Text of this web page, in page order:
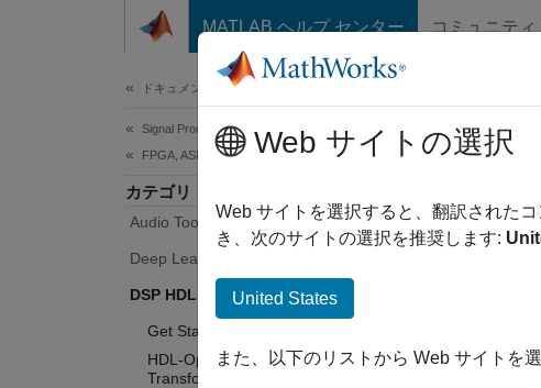
コンテンツへスキップ
MATLAB ヘルプ センター コミュニティ
ドキュメンテーションのホーム
Signal Processing
FPGA, ASIC, and SoC Development
カテゴリ
Audio Toolbox
Deep Learning HDL Toolbox
DSP HDL Toolbox
Get Started with DSP HDL Toolbox
HDL-Optimized Filters and
Transforms
DSP
Design
signal
applications
Web サイトの選択
Web サイトを選択すると、翻訳された
き、次のサイトの選択を推奨します:
United States
また、以下のリストから Web サイトを